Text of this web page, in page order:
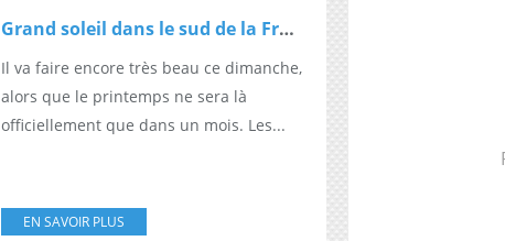
Grand soleil dans le sud de la France ce week-end
Il va faire encore très beau ce dimanche,
alors que le printemps ne sera là
officiellement que dans un mois. Les...
EN SAVOIR PLUS